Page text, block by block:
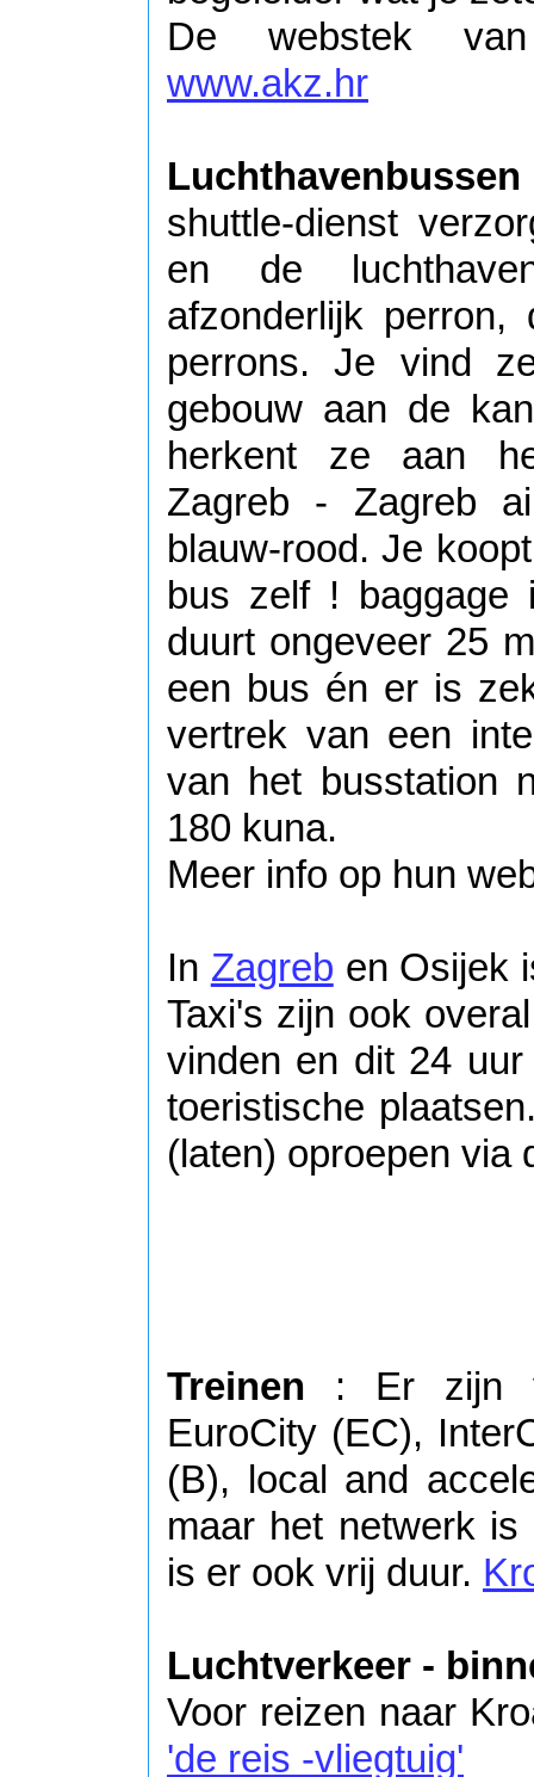
De webstek
www.akz.hr
Luchthavenbussen
shuttle-dienst
en de
afzonderlijk
perrons. Je vind
gebouw aan de
herkent ze aan
Zagreb - Zagreb
blauw-rood. Je
bus zelf ! baggage
duurt ongeveer 25
een bus én er is
vertrek van een
van het busstation
180 kuna.
Meer info op hun
In Zagreb en Osijek
Taxi's zijn ook
vinden en dit 24
toeristische
(laten) oproepen via
Treinen : Er zijn
EuroCity (EC),
(B), local and
maar het netwerk
is er ook vrij duur.
Luchtverkeer -
Voor reizen naar
'de reis -vliegtuig'